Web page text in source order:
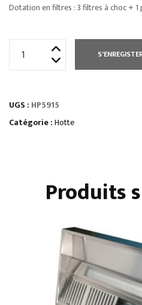
Dotation en filtres : 3 filtres à choc + 1
HAUTEUR
500
UGS : HP5915
Catégorie :Hotte
Produits